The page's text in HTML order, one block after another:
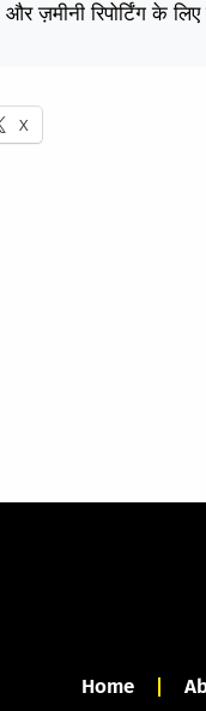
और ज़मीनी रिपोर्टिंग के
X
Home